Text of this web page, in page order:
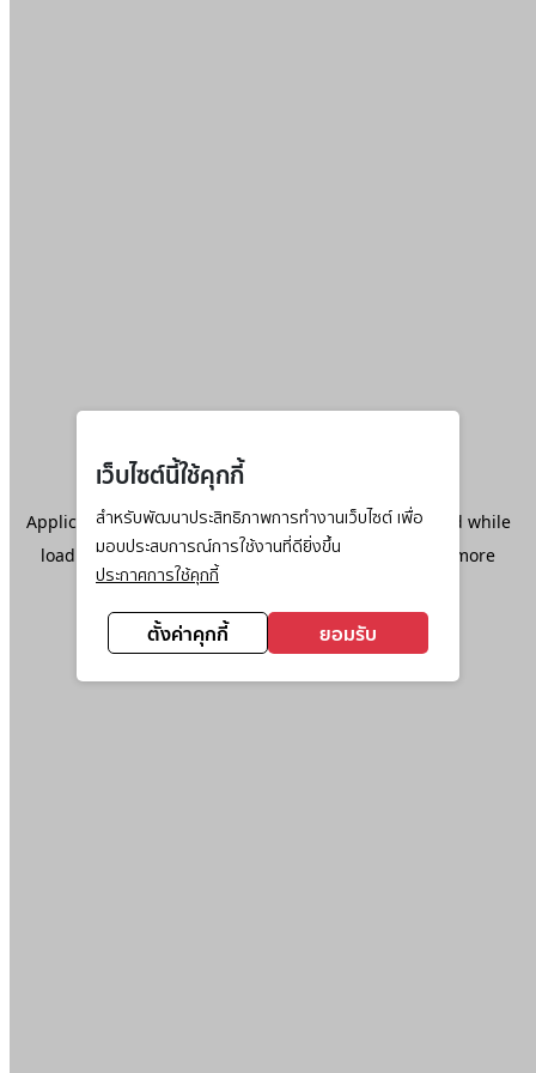
เว็บไซต์นี้ใช้คุกกี้
สำหรับพัฒนาประสิทธิภาพการทำงานเว็บไซต์ เพื่อ
มอบประสบการณ์การใช้งานที่ดียิ่งขึ้น
ประกาศการใช้คุกกี้
ตั้งค่าคุกกี้ ยอมรับ
Application error: aclient-side exception has occurred while
loadingwww.ktc.co.th(see the browser console
for more
information).